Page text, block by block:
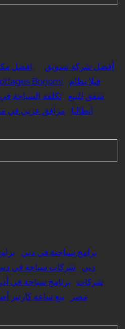
أفضل شركة تسويق
افضل
Borjomi
فيلا نظام
شقق للبيع
تكلفة السياحة
ايطاليا
مرافق عربي في
برامج سياحية في دبي
دبي
شركات سياحة في
شركات
برنامج سياحة في
مصر
بيع ساعة كارتير